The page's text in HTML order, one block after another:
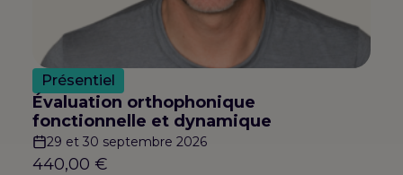
Présentiel
Évaluation orthophonique
fonctionnelle et dynamique
29 et 30 septembre 2026
440,00 €